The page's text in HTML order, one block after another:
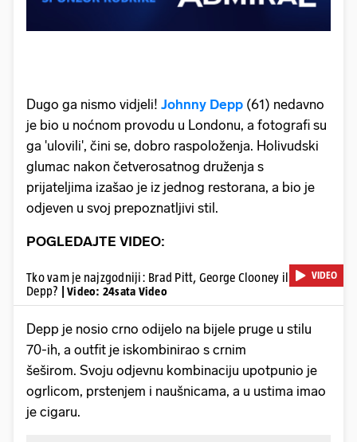
Dugo ga nismo vidjeli! Johnny Depp (61) nedavno
je bio u noćnom provodu u Londonu, a fotografi su
ga 'ulovili', čini se, dobro raspoloženja. Holivudski
glumac nakon četverosatnog druženja s
prijateljima izašao je iz jednog restorana, a bio je
odjeven u svoj prepoznatljivi stil.
POGLEDAJTE VIDEO:
VIDEO
Tko vam je najzgodniji: Brad Pitt, George Clooney ili Johnny
Depp?
| Video: 24sata Video
Depp je nosio crno odijelo na bijele pruge u stilu
70-ih, a outfit je iskombinirao s crnim
šeširom. Svoju odjevnu kombinaciju upotpunio je
ogrlicom, prstenjem i naušnicama, a u ustima imao
je cigaru.